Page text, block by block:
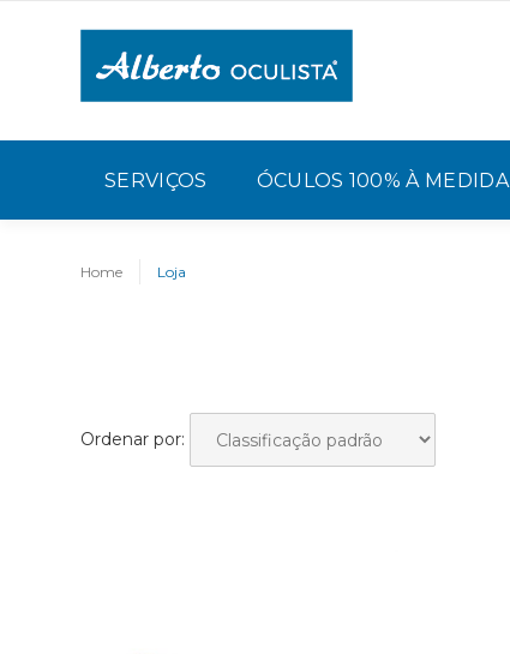
SERVIÇOS ÓCULOS 100% À MEDIDA
Home Loja
Ordenar por: